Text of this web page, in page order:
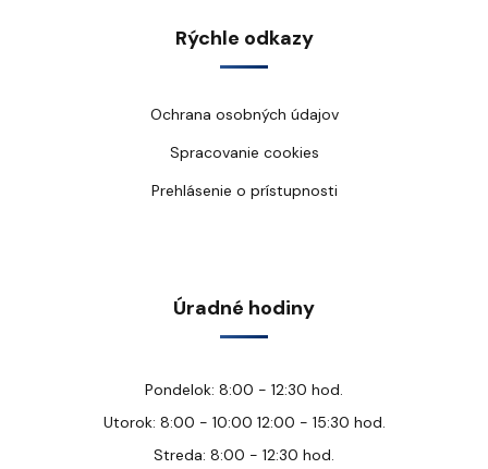
Rýchle odkazy
Ochrana osobných údajov
Spracovanie cookies
Prehlásenie o prístupnosti
Úradné hodiny
Pondelok: 8:00 - 12:30 hod.
Utorok: 8:00 - 10:00 12:00 - 15:30 hod.
Streda: 8:00 - 12:30 hod.